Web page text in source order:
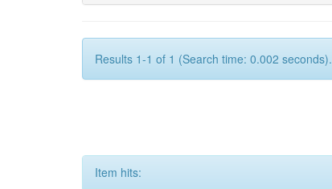
Results 1-1 of 1 (Search time: 0.002 seconds).
Item hits: